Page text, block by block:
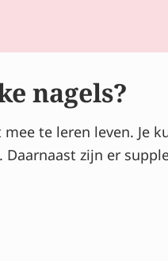
nagels?
te leren leven. Je
zijn er